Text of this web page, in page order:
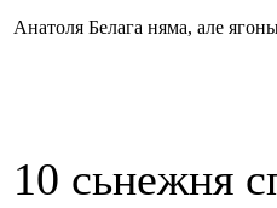
Анатоля Белага няма, але
10 сьнежня